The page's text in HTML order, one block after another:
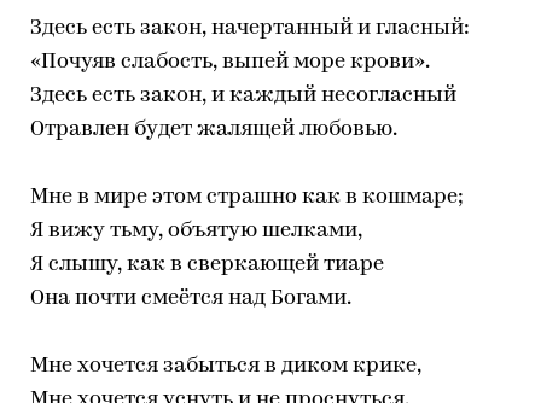
Здесь есть закон, начертанный и гласный:
«Почуяв слабость, выпей море крови».
Здесь есть закон, и каждый несогласный
Отравлен будет жалящей любовью.
Мне в мире этом страшно как в кошмаре;
Я вижу тьму, объятую шелками,
Я слышу, как в сверкающей тиаре
Она почти смеётся над Богами.
Мне хочется забыться в диком крике,